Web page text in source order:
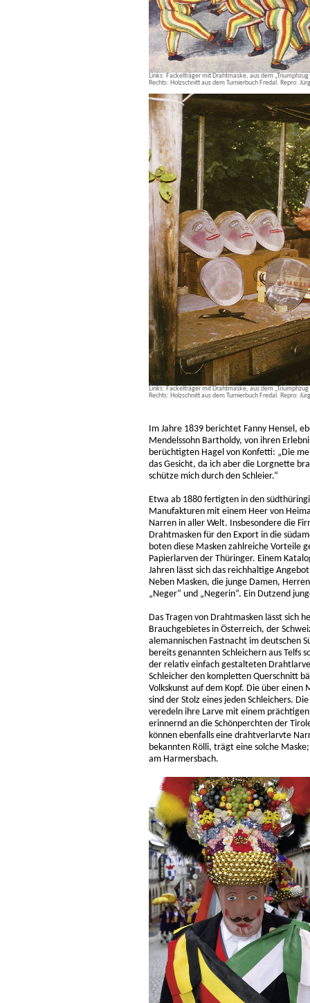
Links: Fackelträger mit Drahtmaske, aus dem
Rechts: Holzschnitt aus dem Turnierbuch Fredal. Repro:
Links: Fackelträger mit Drahtmaske, aus dem
Rechts: Holzschnitt aus dem Turnierbuch Fredal. Repro:
Im Jahre 1839 berichtet Fanny Hensel,
Mendelssohn Bartholdy, von ihren
berüchtigten Hagel von Konfetti: „Die
das Gesicht, da ich aber die Lorgnette
schütze mich durch den Schleier.“
Etwa ab 1880 fertigten in den
Manufakturen mit einem Heer von
Narren in aller Welt. Insbesondere die
Drahtmasken für den Export in die
boten diese Masken zahlreiche Vorteile
Papierlarven der Thüringer. Einem
Jahren lässt sich das reichhaltige
Neben Masken, die junge Damen,
„Neger“ und „Negerin“. Ein Dutzend
Das Tragen von Drahtmasken lässt sich
Brauchgebietes in Österreich, der
alemannischen Fastnacht im deutschen
bereits genannten Schleichern aus Telfs
der relativ einfach gestalteten
Schleicher den kompletten Querschnitt
Volkskunst auf dem Kopf. Die über
sind der Stolz eines jeden Schleichers.
veredeln ihre Larve mit einem
erinnernd an die Schönperchten der
können ebenfalls eine drahtverlarvte
bekannten Rölli, trägt eine solche
am Harmersbach.